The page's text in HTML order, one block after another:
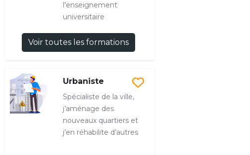
l'enseignement
universitaire
Voir toutes les formations
Urbaniste
Spécialiste de la ville,
j’aménage des
nouveaux quartiers et
j’en réhabilite d’autres